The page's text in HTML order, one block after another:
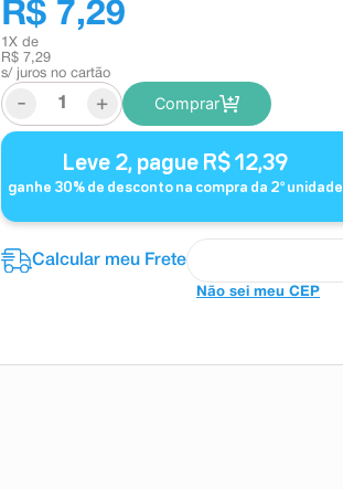
R$ 7,29
1 X de
R$ 7,29
s/ juros no cartão
- + Comprar
Leve 2, pague R$12,39
ganhe 30% de desconto na compra da 2º unidade
Não sei meu CEP